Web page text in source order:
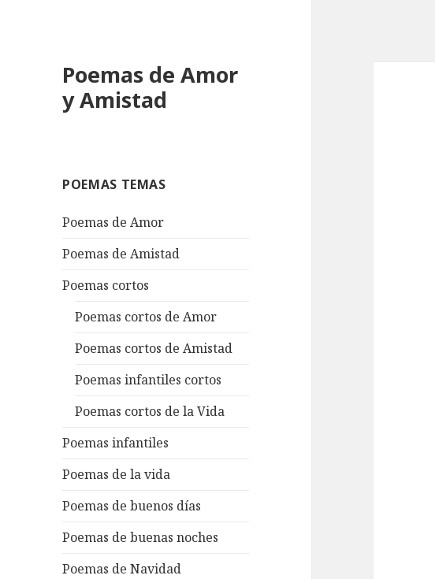
Poemas de Amor
y Amistad
POEMAS TEMAS
Poemas de Amor
Poemas de Amistad
Poemas cortos
Poemas cortos de Amor
Poemas cortos de Amistad
Poemas infantiles cortos
Poemas cortos de la Vida
Poemas infantiles
Poemas de la vida
Poemas de buenos días
Poemas de buenas noches
Poemas de Navidad